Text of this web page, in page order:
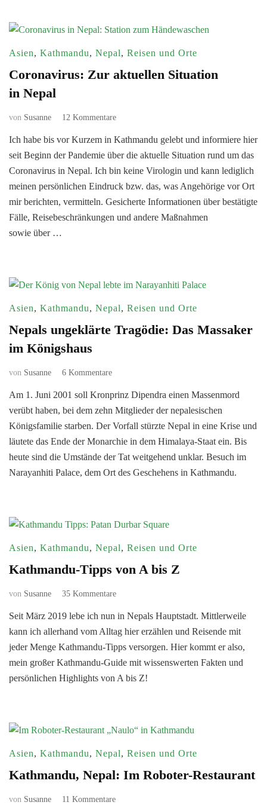
Asien, Kathmandu, Nepal, Reisen und Orte
Coronavirus: Zur aktuellen Situation
in Nepal
von Susanne 12 Kommentarezu
Zur
aktuellen
Situation
Ich habe bis vor Kurzem in Kathmandu gelebt und informiere hier
seit Beginn der Pandemie über die aktuelle Situation rund um das
Coronavirus in Nepal. Ich bin keine Virologin und kann lediglich
meinen persönlichen Eindruck bzw. das, was Angehörige vor Ort
mir berichten, vermitteln. Gesicherte Informationen über bestätigte
Fälle, Reisebeschränkungen und andere Maßnahmen
sowie über …
Asien, Kathmandu, Nepal, Reisen und Orte
Nepals ungeklärte Tragödie: Das Massaker
im Königshaus
von Susanne 6 Kommentarezu
ungeklärte
Tragödie:
Das
im
Königshaus
Am 1. Juni 2001 soll Kronprinz Dipendra einen Massenmord
verübt haben, bei dem zehn Mitglieder der nepalesischen
Königsfamilie starben. Der Vorfall stürzte Nepal in eine Krise und
läutete das Ende der Monarchie in dem Himalaya-Staat ein. Bis
heute sind die Umstände der Tat weitgehend unklar. Besuch im
Narayanhiti Palace, dem Ort des Geschehens in Kathmandu.
Asien, Kathmandu, Nepal, Reisen und Orte
Kathmandu-Tipps von A bis Z
von Susanne 35 Kommentarezu
Tipps
von
A
Seit März 2019 lebe ich nun in Nepals Hauptstadt. Mittlerweile
kann ich allerhand vom Alltag hier erzählen und Reisende mit
jeder Menge Kathmandu-Tipps versorgen. Hier kommt er also,
mein großer Kathmandu-Guide mit wissenswerten Fakten und
persönlichen Highlights von A bis Z!
Asien, Kathmandu, Nepal, Reisen und Orte
Kathmandu, Nepal: Im Roboter-Restaurant
von Susanne 11 Kommentarezu